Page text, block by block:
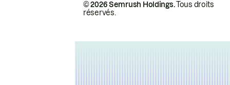
© 2026 Semrush Holdings.Tous droits
réservés.